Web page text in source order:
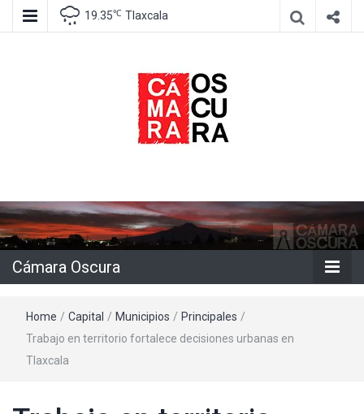
19.35℃ Tlaxcala
Cámara
Oscura
Cámara Oscura
Home / Capital / Municipios / Principales /
Trabajo en territorio fortalece decisiones urbanas en
Tlaxcala